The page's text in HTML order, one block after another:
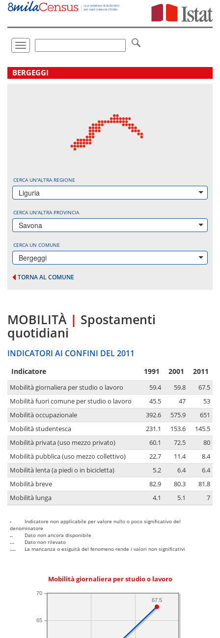
Vai
direttamente
Toggle
navigation
.
BERGEGGI
CERCA UN'ALTRA REGIONE
Liguria
CERCA UN'ALTRA PROVINCIA
Savona
CERCA UN COMUNE
Bergeggi
TORNA AL COMUNE
MOBILITÀ | Spostamenti
quotidiani
INDICATORI AI CONFINI DEL 2011
Indicatore 1991 2001 2011
Mobilità giornaliera per studio o lavoro 59.4 59.8
67.5
Mobilità fuori comune per studio o lavoro
45.5 47
53
Mobilità occupazionale
392.6 575.9
651
Mobilità studentesca
231.1 153.6
145.5
Mobilità privata (uso mezzo privato)
60.1 72.5
80
Mobilità pubblica (uso mezzo collettivo)
22.7 11.4
8.4
Mobilità lenta (a piedi o in bicicletta)
5.2 6.4
6.4
Mobilità breve
82.9 80.3
81.8
Mobilità lunga
4.1 5.1 7
-
Indicatore non applicabile per valore nullo o poco significativo del
denominatore
..
Dato non ancora disponibile
...
Dato non rilevato
....
La mancanza o esiguità del fenomeno rende i valori non significativi
Mobilità giornaliera per studio o lavoro
65
70
67.5